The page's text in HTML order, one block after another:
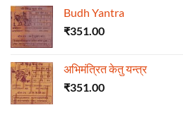
Budh Yantra
₹351.00
अभिमंत्रित केतु यन्त्र
₹351.00